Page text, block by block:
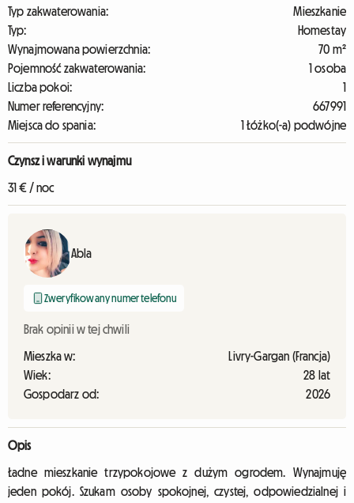
Typ zakwaterowania:
Mieszkanie
Typ:
Homestay
Wynajmowana powierzchnia:
70 m²
Pojemność zakwaterowania:
1 osoba
Liczba pokoi:
1
Numer referencyjny:
667991
Miejsca do spania:
1 Łóżko(-a) podwójne
Czynsz i warunki wynajmu
31 € / noc
Abla
Zweryfikowany numer telefonu
Brak opinii w tej chwili
Mieszka w:
Livry-Gargan (Francja)
Wiek:
28 lat
Gospodarz od:
2026
Opis
Ładne mieszkanie trzypokojowe z dużym ogrodem. Wynajmuję
jeden pokój. Szukam osoby spokojnej, czystej, odpowiedzialnej i